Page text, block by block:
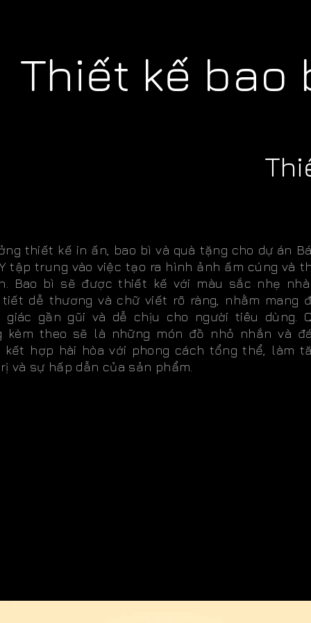
Thiết kế bao
thiết kế in ấn, bao bì và quà tặng cho dự án
tập trung vào việc tạo ra hình ảnh ấm cúng và
Bao bì sẽ được thiết kế với màu sắc nhẹ
dễ thương và chữ viết rõ ràng, nhằm mang
giác gần gũi và dễ chịu cho người tiêu dùng.
kèm theo sẽ là những món đồ nhỏ nhắn và
kết hợp hài hòa với phong cách tổng thể, làm
và sự hấp dẫn của sản phẩm.